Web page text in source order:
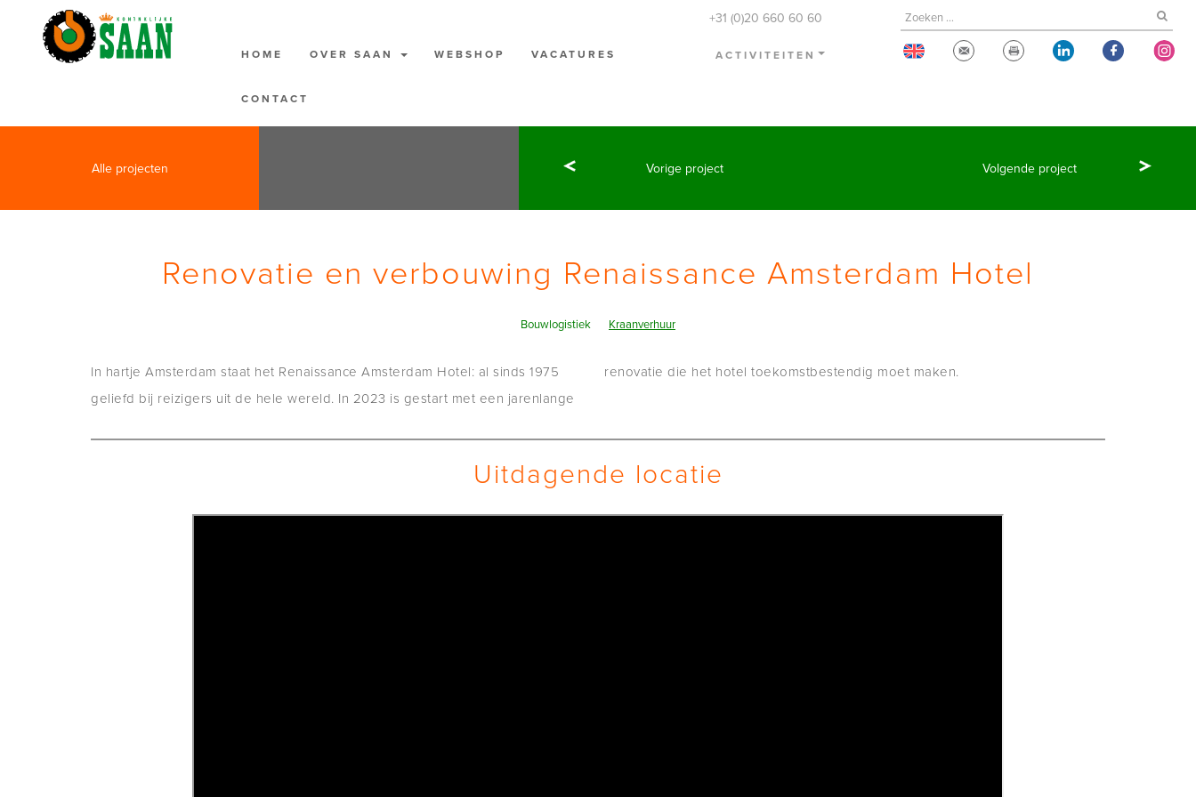
HOME OVER SAAN WEBSHOP VACATURES
CONTACT
+31 (0)20 660 60 60
ACTIVITEITEN
Alle projecten Vorige project Volgende project
Renovatie en verbouwing Renaissance Amsterdam Hotel
Bouwlogistiek Kraanverhuur
In hartje Amsterdam staat het Renaissance Amsterdam Hotel: al sinds 1975
geliefd bij reizigers uit de hele wereld. In 2023 is gestart met een jarenlange
renovatie die het hotel toekomstbestendig moet maken.
Uitdagende locatie